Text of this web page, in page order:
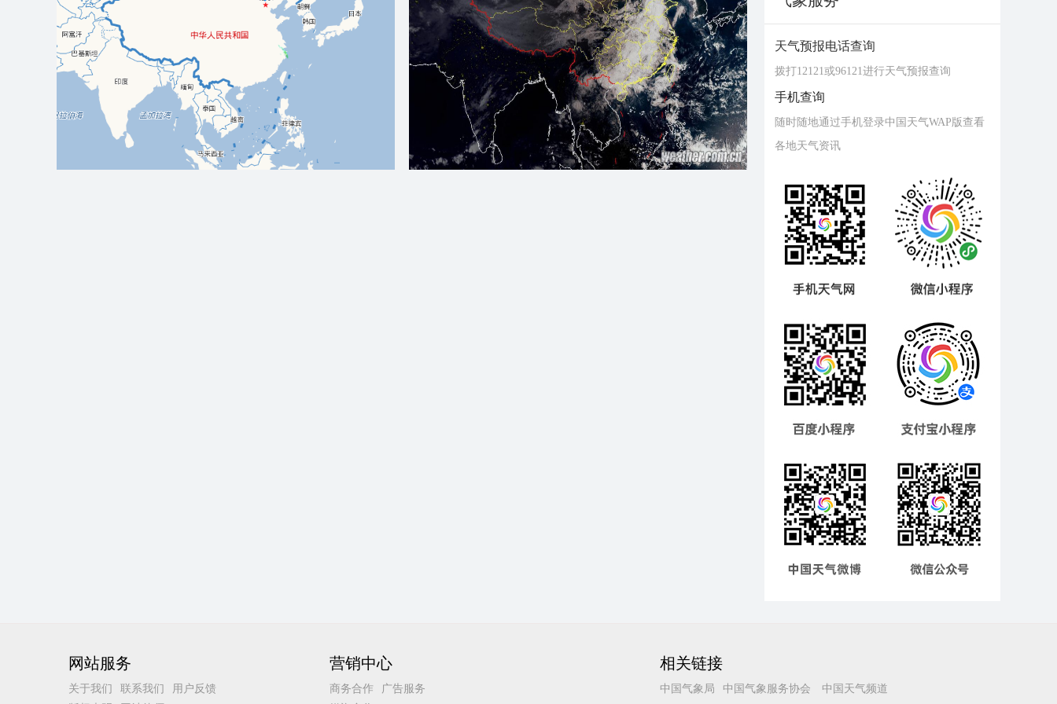
天气预报电话查询
拨打12121或96121进行天气预报查询
手机查询
随时随地通过手机登录中国天气WAP版查看
各地天气资讯
网站服务
关于我们 联系我们
用户反馈
营销中心
商务合作
广告服务
相关链接
中国气象局 中国气象服务协会 中国天气频道